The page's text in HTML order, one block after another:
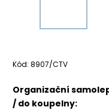
Kód: 8907/CTV
Organizační
/ do koupelny: